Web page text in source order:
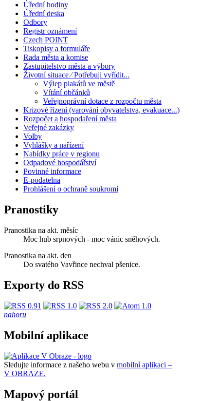
Úřední hodiny
Úřední deska
Odbory
Registr oznámení
Czech POINT
Tiskopisy a formuláře
Rada města a komise
Zastupitelstvo města a výbory
Životní situace ⁄ Potřebuji vyřídit...
Výlep plakátů ve městě
Vítání občánků
Veřejnoprávní dotace z rozpočtu města
Krizové řízení (varování obyvatelstva, evakuace...)
Rozpočet a hospodaření města
Veřejné zakázky
Volby
Vyhlášky a nařízení
Nabídky práce v regionu
Odpadové hospodářství
Povinné informace
E-podatelna
Prohlášení o ochraně soukromí
Pranostiky
Pranostika na akt. měsíc
Moc hub srpnových - moc vánic sněhových.
Pranostika na akt. den
Do svatého Vavřince nechval pšenice.
Exporty do RSS
nahoru
Mobilní aplikace
Sledujte informace z našeho webu v mobilní aplikaci –
V OBRAZE.
Mapový portál